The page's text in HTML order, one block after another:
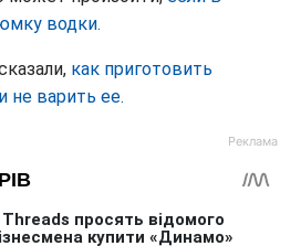
водки.
как приготовить
не варить ее.